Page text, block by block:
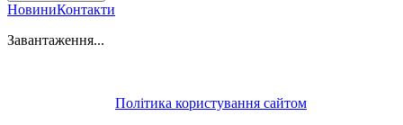
НовиниКонтакти
Завантаження...
Політика користування сайтом